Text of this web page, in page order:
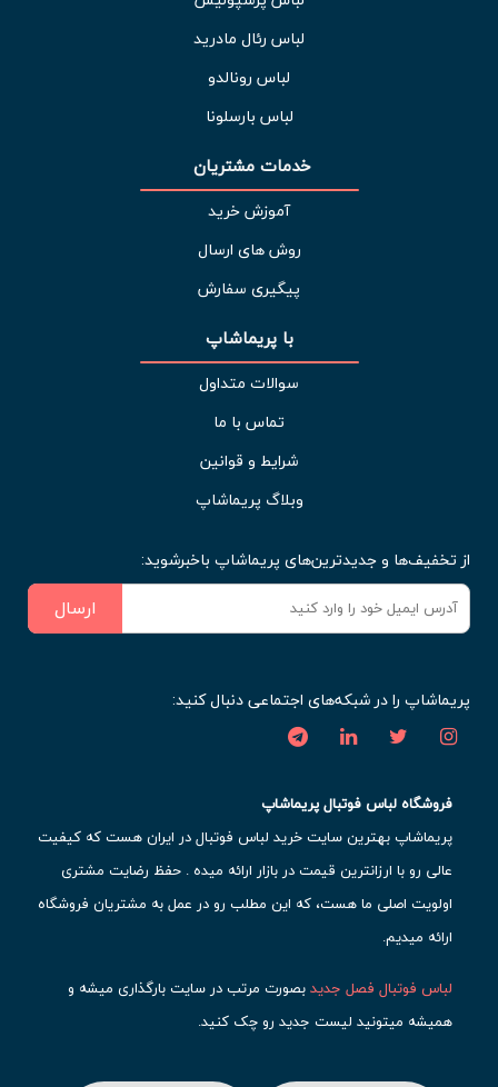
لباس رئال مادرید
لباس رونالدو
لباس بارسلونا
خدمات مشتریان
آموزش خرید
روش های ارسال
پیگیری سفارش
با پریماشاپ
سوالات متداول
تماس با ما
شرایط و قوانین
وبلاگ پریماشاپ
از تخفیف‌ها و جدیدترین‌های پریماشاپ باخبرشوید:
ارسال
پریماشاپ را در شبکه‌های اجتماعی دنبال کنید:
فروشگاه لباس فوتبال پریماشاپ
پریماشاپ بهترین سایت خرید لباس فوتبال در ایران هست که کیفیت
عالی رو با ارزانترین قیمت در بازار ارائه میده . حفظ رضایت مشتری
اولویت اصلی ما هست، که این مطلب رو در عمل به مشتریان فروشگاه
ارائه میدیم.
لباس فوتبال فصل جدیدبصورت مرتب در سایت بارگذاری میشه و
همیشه میتونید لیست جدید رو چک کنید.